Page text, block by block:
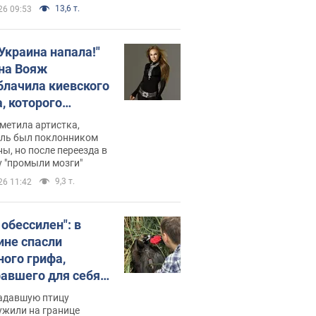
09:53 13,6 т.
напала!"
Вояж
киевского
которого
он
не знал,
хочет
украинцев
артистка,
был поклонником
но после переезда в
"промыли мозги"
11:42 9,3 т.
в
спасли
грифа,
для себя
маршрут.
птицу
на границе